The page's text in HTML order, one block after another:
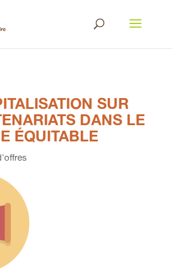
SUR
DANS LE
ÉQUITABLE